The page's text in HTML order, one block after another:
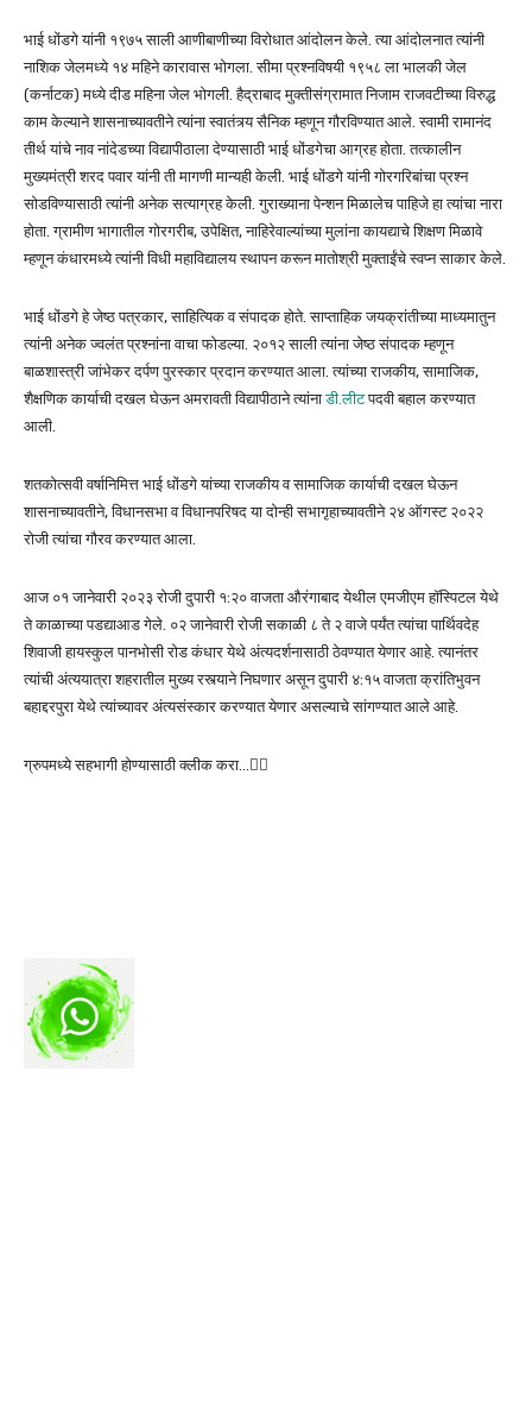
भाई धोंडगे यांनी १९७५ साली आणीबाणीच्या विरोधात आंदोलन केले. त्या आंदोलनात त्यांनी
नाशिक जेलमध्ये १४ महिने कारावास भोगला. सीमा प्रश्नविषयी १९५८ ला भालकी जेल
(कर्नाटक) मध्ये दीड महिना जेल भोगली. हैद्राबाद मुक्तीसंग्रामात निजाम राजवटीच्या विरुद्ध
काम केल्याने शासनाच्यावतीने त्यांना स्वातंत्र्य सैनिक म्हणून गौरविण्यात आले. स्वामी रामानंद
तीर्थ यांचे नाव नांदेडच्या विद्यापीठाला देण्यासाठी भाई धोंडगेचा आग्रह होता. तत्कालीन
मुख्यमंत्री शरद पवार यांनी ती मागणी मान्यही केली. भाई धोंडगे यांनी गोरगरिबांचा प्रश्न
सोडविण्यासाठी त्यांनी अनेक सत्याग्रह केली. गुराख्याना पेन्शन मिळालेच पाहिजे हा त्यांचा नारा
होता. ग्रामीण भागातील गोरगरीब, उपेक्षित, नाहिरेवाल्यांच्या मुलांना कायद्याचे शिक्षण मिळावे
म्हणून कंधारमध्ये त्यांनी विधी महाविद्यालय स्थापन करून मातोश्री मुक्ताईंचे स्वप्न साकार केले.
भाई धोंडगे हे जेष्ठ पत्रकार, साहित्यिक व संपादक होते. साप्ताहिक जयक्रांतीच्या माध्यमातुन
त्यांनी अनेक ज्वलंत प्रश्नांना वाचा फोडल्या. २०१२ साली त्यांना जेष्ठ संपादक म्हणून
बाळशास्त्री जांभेकर दर्पण पुरस्कार प्रदान करण्यात आला. त्यांच्या राजकीय, सामाजिक,
शैक्षणिक कार्याची दखल घेऊन अमरावती विद्यापीठाने त्यांनाडी.लीटपदवी बहाल करण्यात
आली.
शतकोत्सवी वर्षानिमित्त भाई धोंडगे यांच्या राजकीय व सामाजिक कार्याची दखल घेऊन
शासनाच्यावतीने, विधानसभा व विधानपरिषद या दोन्ही सभागृहाच्यावतीने २४ ऑगस्ट २०२२
रोजी त्यांचा गौरव करण्यात आला.
आज ०१ जानेवारी २०२३ रोजी दुपारी १:२० वाजता औरंगाबाद येथील एमजीएम हॉस्पिटल येथे
ते काळाच्या पडद्याआड गेले. ०२ जानेवारी रोजी सकाळी ८ ते २ वाजे पर्यंत त्यांचा पार्थिवदेह
शिवाजी हायस्कुल पानभोसी रोड कंधार येथे अंत्यदर्शनासाठी ठेवण्यात येणार आहे. त्यानंतर
त्यांची अंत्ययात्रा शहरातील मुख्य रस्त्याने निघणार असून दुपारी ४:१५ वाजता क्रांतिभुवन
बहाद्दरपुरा येथे त्यांच्यावर अंत्यसंस्कार करण्यात येणार असल्याचे सांगण्यात आले आहे.
ग्रुपमध्ये सहभागी होण्यासाठी क्लीक करा…👆🏻